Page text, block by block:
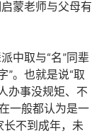
蒙老师与父母有
中取与“名”同辈
”。也就是说“取
办事没规矩、不
一般都认为是一
不到成年，未